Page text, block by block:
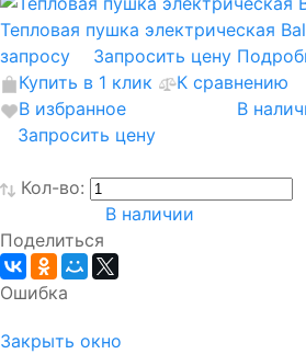
Тепловая пушка электрическая
запросу
Запросить цену
Купить в 1 клик
К сравнению
В избранное
В
Запросить цену
Кол-во:
В наличии
Поделиться
Ошибка
Закрыть окно